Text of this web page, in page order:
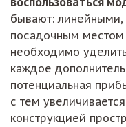
бывают:
посадочным
необходимо
каждое
потенциальная
с тем
конструкцией